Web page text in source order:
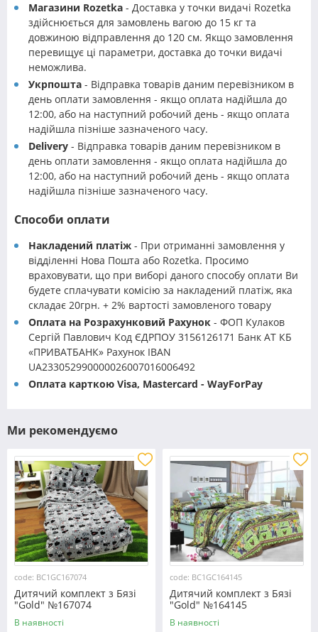
Магазини Rozetka - Доставка у точки видачі Rozetka
здійснюється для замовлень вагою до 15 кг та
довжиною відправлення до 120 см. Якщо замовлення
перевищує ці параметри, доставка до точки видачі
неможлива.
Укрпошта - Відправка товарів даним перевізником в
день оплати замовлення - якщо оплата надійшла до
12:00, або на наступний робочий день - якщо оплата
надійшла пізніше зазначеного часу.
Delivery - Відправка товарів даним перевізником в
день оплати замовлення - якщо оплата надійшла до
12:00, або на наступний робочий день - якщо оплата
надійшла пізніше зазначеного часу.
Способи оплати
Накладений платіж - При отриманні замовлення у
відділенні Нова Пошта або Rozetka. Просимо
враховувати, що при виборі даного способу оплати Ви
будете сплачувати комісію за накладений платіж, яка
складає 20грн. + 2% вартості замовленого товару
Оплата на Розрахунковий Рахунок - ФОП Кулаков
Сергій Павлович Код ЄДРПОУ 3156126171 Банк АТ КБ
«ПРИВАТБАНК» Рахунок IBAN
UA233052990000026007016006492
Оплата карткою Visa, Mastercard - WayForPay
Ми рекомендуємо
code: BC1GC167074
Дитячий комплект з Бязі
"Gold" №167074
Черешенка™
В наявності
code: BC1GC164145
Дитячий комплект з Бязі
"Gold" №164145
Черешенка™
В наявності